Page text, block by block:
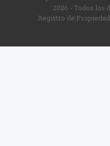
2026 - Todos los
Registro de